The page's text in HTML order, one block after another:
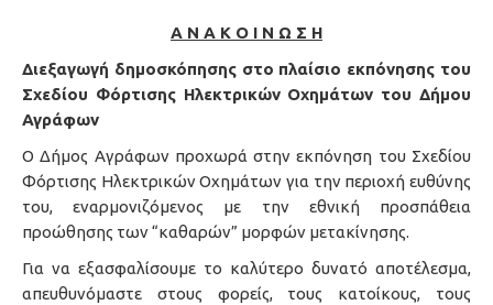
Α Ν Α Κ Ο Ι Ν Ω Σ Η
Διεξαγωγή δημοσκόπησης στο πλαίσιο εκπόνησης του
Σχεδίου Φόρτισης Ηλεκτρικών Οχημάτων του Δήμου
Αγράφων
Ο Δήμος Αγράφων προχωρά στην εκπόνηση του Σχεδίου
Φόρτισης Ηλεκτρικών Οχημάτων για την περιοχή ευθύνης
του, εναρμονιζόμενος με την εθνική προσπάθεια
προώθησης των “καθαρών” μορφών μετακίνησης.
Για να εξασφαλίσουμε το καλύτερο δυνατό αποτέλεσμα,
απευθυνόμαστε στους φορείς, τους κατοίκους, τους